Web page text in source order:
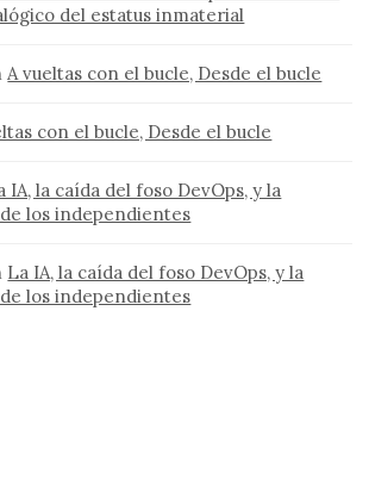
del estatus inmaterial
A vueltas con el bucle, Desde el bucle
con el bucle, Desde el bucle
IA, la caída del foso DevOps, y la
los independientes
La IA, la caída del foso DevOps, y la
los independientes